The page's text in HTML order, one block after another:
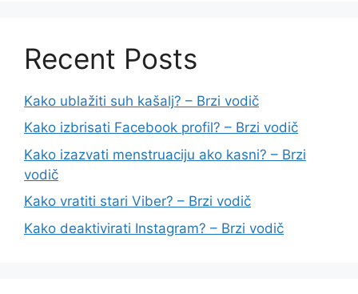
Recent Posts
Kako ublažiti suh kašalj? – Brzi vodič
Kako izbrisati Facebook profil? – Brzi vodič
Kako izazvati menstruaciju ako kasni? – Brzi
vodič
Kako vratiti stari Viber? – Brzi vodič
Kako deaktivirati Instagram? – Brzi vodič